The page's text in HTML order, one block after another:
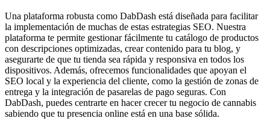
Una plataforma robusta como DabDash está diseñada para facilitar
la implementación de muchas de estas estrategias SEO. Nuestra
plataforma te permite gestionar fácilmente tu catálogo de productos
con descripciones optimizadas, crear contenido para tu blog, y
asegurarte de que tu tienda sea rápida y responsiva en todos los
dispositivos. Además, ofrecemos funcionalidades que apoyan el
SEO local y la experiencia del cliente, como la gestión de zonas de
entrega y la integración de pasarelas de pago seguras. Con
DabDash, puedes centrarte en hacer crecer tu negocio de cannabis
sabiendo que tu presencia online está en una base sólida.